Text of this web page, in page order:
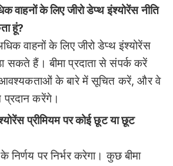
वाहनों के लिए जीरो डेप्थ इंश्योरेंस नीति
हूं?
वाहनों के लिए जीरो डेप्थ इंश्योरेंस
सकते हैं। बीमा प्रदाता से संपर्क करें
के बारे में सूचित करें, और वे
प्रदान करेंगे।
प्रीमियम पर कोई छूट या छूट
के निर्णय पर निर्भर करेगा। कुछ बीमा